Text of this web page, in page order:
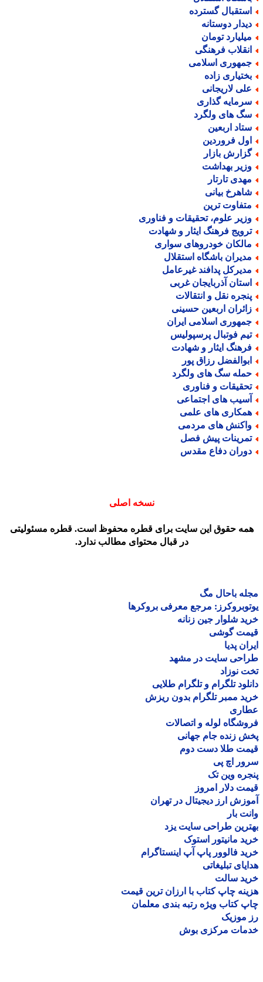
گسترده
دوستانه
تومان
فرهنگی
اسلامی
زاده
لاریجانی
گذاری
های ولگرد
اربعین
فروردین
بازار
بهداشت
تارتار
بیانی
ترین
علوم، تحقیقات و فناوری
فرهنگ ایثار و شهادت
خودروهای سواری
باشگاه استقلال
پدافند غیرعامل
آذربایجان غربی
نقل و انتقالات
اربعین حسینی
اسلامی ایران
فوتبال پرسپولیس
ایثار و شهادت
رزاق پور
سگ های ولگرد
و فناوری
های اجتماعی
های علمی
های مردمی
پیش فصل
دفاع مقدس
نسخه اصلی
حقوق این سایت برای قطره محفوظ است. قطره مسئولیتی
در قبال محتوای مطالب ندارد.
باحال مگ
مرجع معرفی بروکرها
شلوار جین زنانه
گوشی
پدیا
سایت در مشهد
نوزاد
تلگرام و تلگرام طلایی
ممبر تلگرام بدون ریزش
لوله و اتصالات
زنده جام جهانی
طلا دست دوم
اچ پی
وین تک
دلار امروز
ارز دیجیتال در تهران
بار
طراحی سایت یزد
مانیتور استوک
فالوور پاپ آپ اینستاگرام
تبلیغاتی
سالت
چاپ کتاب با ارزان ترین قیمت
کتاب ویژه رتبه بندی معلمان
موزیک
مرکزی بوش